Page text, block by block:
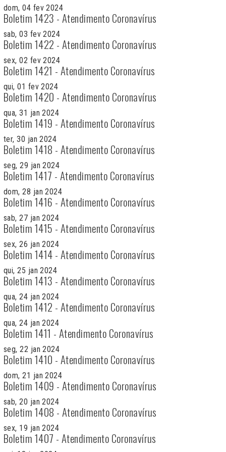
dom, 04 fev 2024
Boletim 1423 - Atendimento Coronavírus
sab, 03 fev 2024
Boletim 1422 - Atendimento Coronavírus
sex, 02 fev 2024
Boletim 1421 - Atendimento Coronavírus
qui, 01 fev 2024
Boletim 1420 - Atendimento Coronavírus
qua, 31 jan 2024
Boletim 1419 - Atendimento Coronavírus
ter, 30 jan 2024
Boletim 1418 - Atendimento Coronavírus
seg, 29 jan 2024
Boletim 1417 - Atendimento Coronavírus
dom, 28 jan 2024
Boletim 1416 - Atendimento Coronavírus
sab, 27 jan 2024
Boletim 1415 - Atendimento Coronavírus
sex, 26 jan 2024
Boletim 1414 - Atendimento Coronavírus
qui, 25 jan 2024
Boletim 1413 - Atendimento Coronavírus
qua, 24 jan 2024
Boletim 1412 - Atendimento Coronavírus
qua, 24 jan 2024
Boletim 1411 - Atendimento Coronavírus
seg, 22 jan 2024
Boletim 1410 - Atendimento Coronavírus
dom, 21 jan 2024
Boletim 1409 - Atendimento Coronavírus
sab, 20 jan 2024
Boletim 1408 - Atendimento Coronavírus
sex, 19 jan 2024
Boletim 1407 - Atendimento Coronavírus